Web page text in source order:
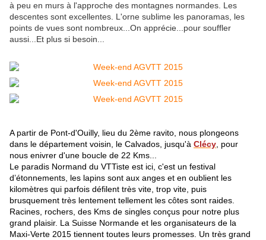
à peu en murs à l'approche des montagnes normandes. Les
descentes sont excellentes. L'orne sublime les panoramas, les
points de vues sont nombreux...On apprécie...pour souffler
aussi...Et plus si besoin...
A partir de Pont-d'Ouilly, lieu du 2ème ravito, nous plongeons
dans le département voisin, le Calvados, jusqu'à Clécy , pour
nous enivrer d'une boucle de 22 Kms...
Le paradis Normand du VTTiste est ici, c'est un festival
d’étonnements, les lapins sont aux anges et en oublient les
kilomètres qui parfois défilent très vite, trop vite, puis
brusquement très lentement tellement les côtes sont raides.
Racines, rochers, des Kms de singles conçus pour notre plus
grand plaisir. La Suisse Normande et les organisateurs de la
Maxi-Verte 2015 tiennent toutes leurs promesses. Un très grand